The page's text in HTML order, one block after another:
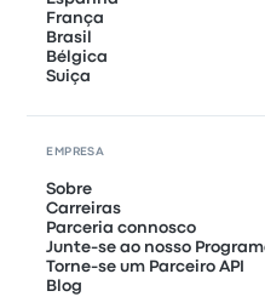
França
Brasil
Bélgica
Suiça
EMPRESA
Sobre
Carreiras
Parceria connosco
Junte-se ao nosso
Torne-se um Parceiro API
Blog